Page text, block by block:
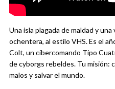
Una isla plagada de maldad y
ochentera, al estilo VHS. Es el
Colt, un cibercomando Tipo
de cyborgs rebeldes. Tu misión:
malos y salvar el mundo.